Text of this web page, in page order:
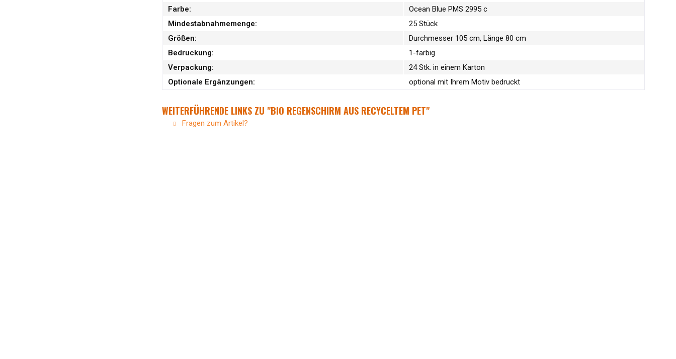
Farbe:
Ocean Blue PMS 2995 c
Mindestabnahmemenge:
25 Stück
Größen:
Durchmesser 105 cm, Länge 80 cm
Bedruckung:
1-farbig
Verpackung:
24 Stk. in einem Karton
Optionale Ergänzungen:
optional mit Ihrem Motiv bedruckt
WEITERFÜHRENDE LINKS ZU "BIO REGENSCHIRM AUS RECYCELTEM PET"
Fragen zum Artikel?